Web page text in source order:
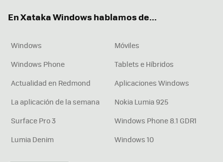
En Xataka Windows hablamos de...
Windows
Móviles
Windows Phone
Tablets e Híbridos
Actualidad en Redmond
Aplicaciones Windows
La aplicación de la semana
Nokia Lumia 925
Surface Pro 3
Windows Phone 8.1 GDR1
Lumia Denim
Windows 10